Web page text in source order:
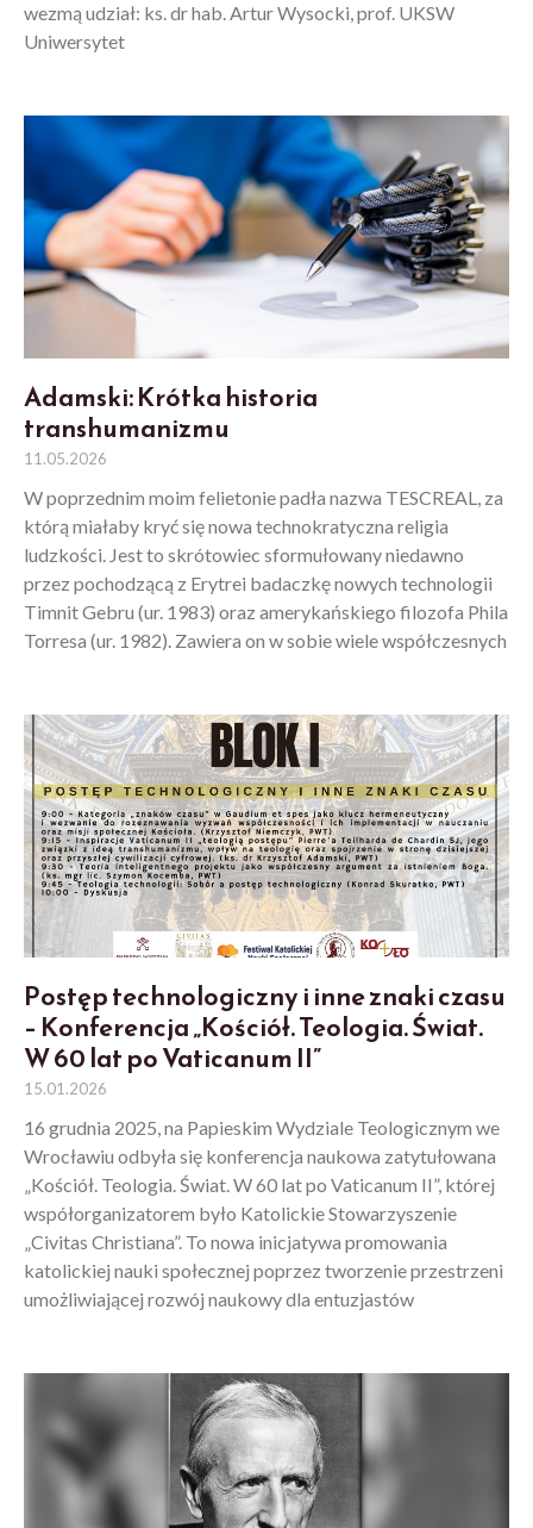
wezmą udział: ks. dr hab. Artur Wysocki, prof. UKSW
Uniwersytet
Adamski: Krótka historia
transhumanizmu
11.05.2026
W poprzednim moim felietonie padła nazwa TESCREAL, za
którą miałaby kryć się nowa technokratyczna religia
ludzkości. Jest to skrótowiec sformułowany niedawno
przez pochodzącą z Erytrei badaczkę nowych technologii
Timnit Gebru (ur. 1983) oraz amerykańskiego filozofa Phila
Torresa (ur. 1982). Zawiera on w sobie wiele współczesnych
Postęp technologiczny i inne znaki czasu
– Konferencja „Kościół. Teologia. Świat.
W 60 lat po Vaticanum II”
15.01.2026
16 grudnia 2025, na Papieskim Wydziale Teologicznym we
Wrocławiu odbyła się konferencja naukowa zatytułowana
„Kościół. Teologia. Świat. W 60 lat po Vaticanum II”, której
współorganizatorem było Katolickie Stowarzyszenie
„Civitas Christiana”. To nowa inicjatywa promowania
katolickiej nauki społecznej poprzez tworzenie przestrzeni
umożliwiającej rozwój naukowy dla entuzjastów